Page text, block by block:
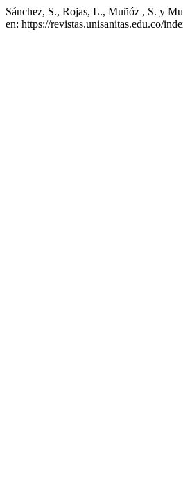
Sánchez, S., Rojas, L., Muñóz , S. y
en: https://revistas.unisanitas.edu.co/